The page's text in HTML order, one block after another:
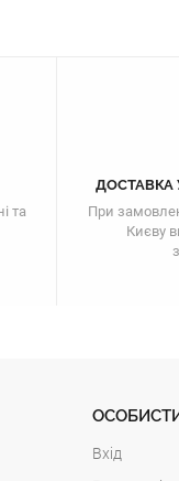
та
ДОСТАВКА
При
Києву
Вхід